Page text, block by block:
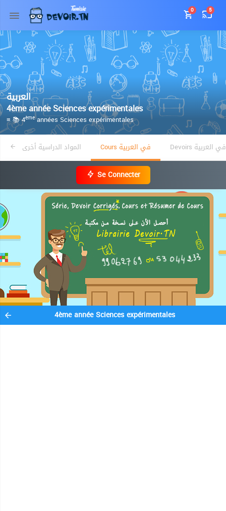
0 5
العربية
4ème année Sciences expérimentales
≡ 📚 4èmeannées Sciences expérimentales
المواد الدراسية أخرى Cours في العربية Devoirs في العربية
Se Connecter
4ème année Sciences expérimentales